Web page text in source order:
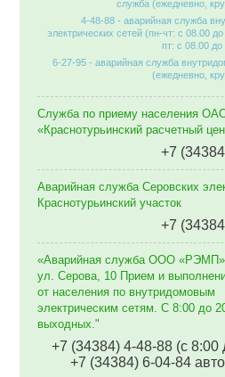
служба (ежедневно,
4-48-88 - аварийная служба
электрических сетей (пн-чт: с 08.00
пт: с 08.00
6-27-95 - аварийная служба
(ежедневно,
Служба по приему населения
«Краснотурьинский расчетный
+7
Аварийная служба Серовских
Краснотурьинский участок
+7
«Аварийная служба ООО
ул. Серова, 10 Прием и
от населения по внутридомовым
электрическим сетям. C 8:00 до
выходных."
+7 (34384) 4-48-88 (с 8:00
+7 (34384) 6-04-84